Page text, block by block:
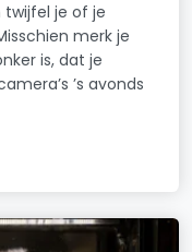
twijfel je of je
merk je
is, dat je
’s avonds